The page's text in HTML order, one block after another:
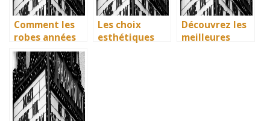
Comment les
robes années
40 vintage ont
révolutionné la
mode en temps
de guerre
Les choix
esthétiques
Découvrez les
meilleures